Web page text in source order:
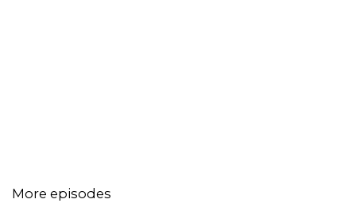
More episodes